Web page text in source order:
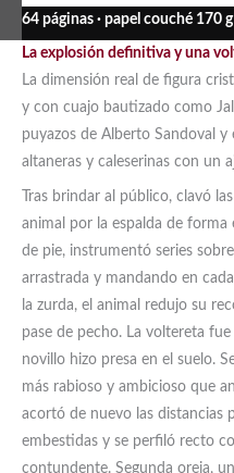
64 páginas · papel couché 170
La explosión definitiva y una
La dimensión real de figura
y con cuajo bautizado como
puyazos de Alberto Sandoval
altaneras y caleserinas con un
Tras brindar al público, clavó
animal por la espalda de forma
de pie, instrumentó series
arrastrada y mandando en
la zurda, el animal redujo su
pase de pecho. La voltereta
novillo hizo presa en el suelo.
más rabioso y ambicioso que
acortó de nuevo las distancias
embestidas y se perfiló recto
contundente. Segunda oreja,